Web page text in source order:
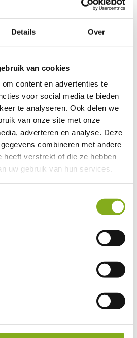
Details Over
van cookies
content en advertenties te
voor social media te bieden
te analyseren. Ook delen we
van onze site met onze
adverteren en analyse. Deze
combineren met andere
heeft verstrekt of die ze hebben
uw gebruik van hun services.